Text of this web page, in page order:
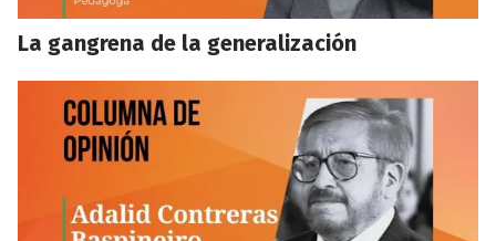
La gangrena de la generalización